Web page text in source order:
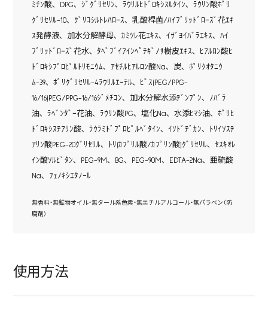
ﾐﾁﾝ酸､ DPG､ ｼﾞｸﾞﾘｾﾘﾝ､ ﾗｳﾘﾙﾋﾄﾞﾛｷｼｽﾙﾀｲﾝ､ ﾗｳﾘﾝ酸ﾎﾟﾘ
ｸﾞﾘｾﾘﾙ-10､ ｸﾞﾘｺｼﾙﾄﾚﾊﾛｰｽ､ 乳酸桿菌/ﾊｲﾌﾞﾘｯﾄﾞﾛｰｽﾞ花ｴｷ
ｽ発酵液､ 加水分解酵母､ ｶﾐﾂﾚ花ｴｷｽ､ ｲｻﾞﾖｲﾊﾞﾗｴｷｽ､ ﾊｲ
ﾌﾞﾘｯﾄﾞﾛｰｽﾞ花水､ ﾀﾍﾞﾌﾞｲｱｲﾝﾍﾟﾁｷﾞﾉｻ樹皮ｴｷｽ､ ﾋｱﾙﾛﾝ酸ﾋ
ﾄﾞﾛｷｼﾌﾟﾛﾋﾟﾙﾄﾘﾓﾆｳﾑ､ ｱｾﾁﾙﾋｱﾙﾛﾝ酸Na､ 炭､ ﾎﾟﾘｸｵﾀﾆｳ
ﾑ-39､ ﾎﾟﾘｸﾞﾘｾﾘﾙ-4ﾗｳﾘﾙｴｰﾃﾙ､ ﾋﾞｽ(PEG/PPG-
16/16)PEG/PPG-16/16ｼﾞﾒﾁｺﾝ､ 加水分解水添ﾃﾞﾝﾌﾟﾝ､ ﾉﾊﾞﾗ
油､ ﾗﾍﾞﾝﾀﾞｰ花油､ ﾗｳﾘﾝ酸PG､ 塩化Na､ 水添ﾋﾏｼ油､ ﾎﾟﾘﾋ
ﾄﾞﾛｷｼｽﾃｱﾘﾝ酸､ ﾗｳﾗﾐﾄﾞﾌﾟﾛﾋﾟﾙﾍﾞﾀｲﾝ､ ｲｿﾄﾞﾃﾞｶﾝ､ ﾄﾘｲｿｽﾃ
ｱﾘﾝ酸PEG-20ｸﾞﾘｾﾘﾙ､ ﾄﾘ(ｶﾌﾟﾘﾙ酸/ｶﾌﾟﾘﾝ酸)ｸﾞﾘｾﾘﾙ､ ｾｽｷｵﾚ
ｲﾝ酸ｿﾙﾋﾞﾀﾝ､ PEG-9M､ BG､ PEG-90M､ EDTA-2Na､ 亜硫酸
Na､ ﾌｪﾉｷｼｴﾀﾉｰﾙ
無香料・無鉱物オイル・無タール系色素・無エチルアルコール・無パラベン（防
腐剤）
使用方法